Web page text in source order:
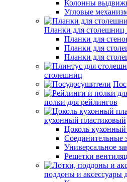
Колонны
Угловые
Планки для столешниц
Планки для
Планки для
Планки для
столешниц
полки для рейлингов
кухонный пластиковый
Цоколь
Соединительные
Универсальное
Решетки
поддоны и аксессуары